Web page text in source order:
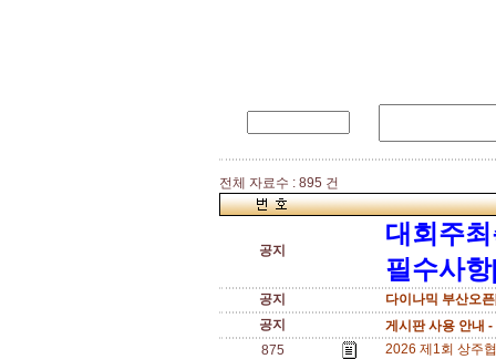
전체 자료수 : 895 건
공지
대회주
필수사
공지
다이나믹 부산오
공지
게시판 사용 안내 -
875
2026 제1회 상주